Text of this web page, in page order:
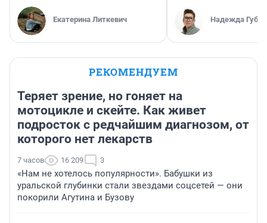
Екатерина Литкевич Надежда
РЕКОМЕНДУЕМ
Теряет зрение, но гоняет на
мотоцикле и скейте. Как живет
подросток с редчайшим диагнозом, от
которого нет лекарств
7 часов 16 209 3
«Нам не хотелось популярности». Бабушки из
уральской глубинки стали звездами соцсетей — они
покорили Агутина и Бузову